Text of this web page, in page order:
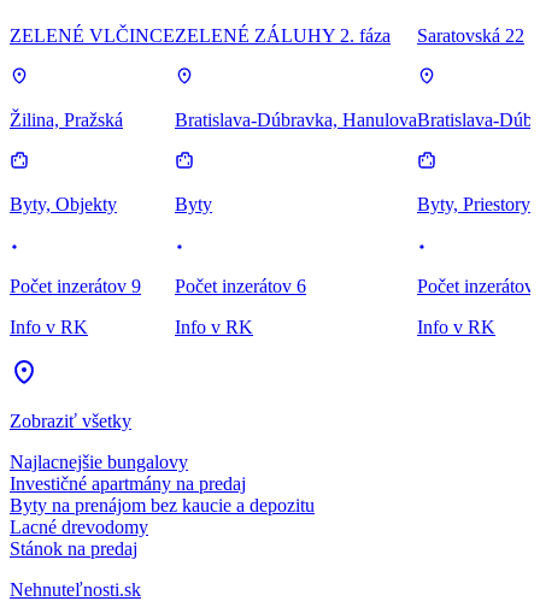
ZELENÉ VLČINCE
Žilina, Pražská
Byty, Objekty
Počet inzerátov 9
Info v RK
ZELENÉ ZÁLUHY 2. fáza
Bratislava-Dúbravka, Hanulova
Byty
Počet inzerátov 6
Info v RK
Saratovská 22
Bratislava-
Byty, Priestory
Počet inzerátov
Info v RK
Zobraziť všetky
Najlacnejšie bungalovy
Investičné apartmány na predaj
Byty na prenájom bez kaucie a depozitu
Lacné drevodomy
Stánok na predaj
Nehnuteľnosti.sk